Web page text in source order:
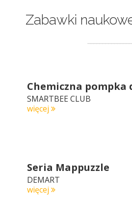
Zabawki
Chemiczna pompka
SMARTBEE CLUB
więcej
Seria Mappuzzle
DEMART
więcej